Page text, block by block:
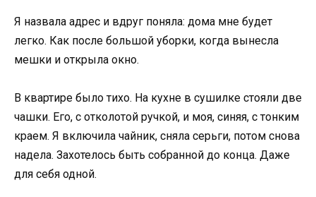
Я назвала адрес и вдруг поняла: дома мне будет
легко. Как после большой уборки, когда вынесла
мешки и открыла окно.
В квартире было тихо. На кухне в сушилке стояли две
чашки. Его, с отколотой ручкой, и моя, синяя, с тонким
краем. Я включила чайник, сняла серьги, потом снова
надела. Захотелось быть собранной до конца. Даже
для себя одной.